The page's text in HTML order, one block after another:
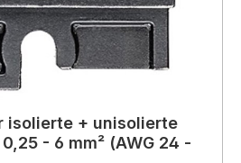
isolierte + unisolierte
- 6 mm² (AWG 24 -